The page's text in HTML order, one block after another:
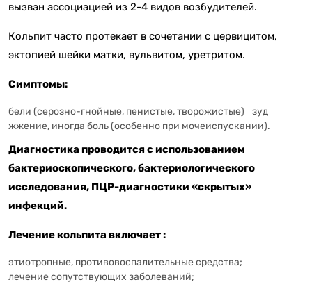
вызван ассоциацией из 2-4 видов возбудителей.
Кольпит часто протекает в сочетании с цервицитом,
эктопией шейки матки, вульвитом, уретритом.
Симптомы:
бели (серозно-гнойные, пенистые, творожистые)
зуд
жжение, иногда боль (особенно при мочеиспускании).
Диагностика проводится с использованием
бактериоскопического, бактериологического
исследования, ПЦР-диагностики «скрытых»
инфекций.
Лечение кольпита включает :
этиотропные, противовоспалительные средства;
лечение сопутствующих заболеваний;